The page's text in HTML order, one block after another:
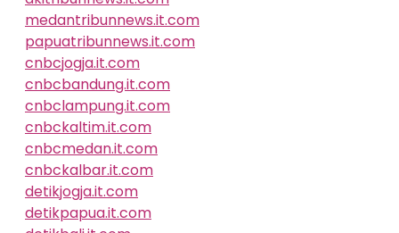
medantribunnews.it.com
papuatribunnews.it.com
cnbcjogja.it.com
cnbcbandung.it.com
cnbclampung.it.com
cnbckaltim.it.com
cnbcmedan.it.com
cnbckalbar.it.com
detikjogja.it.com
detikpapua.it.com